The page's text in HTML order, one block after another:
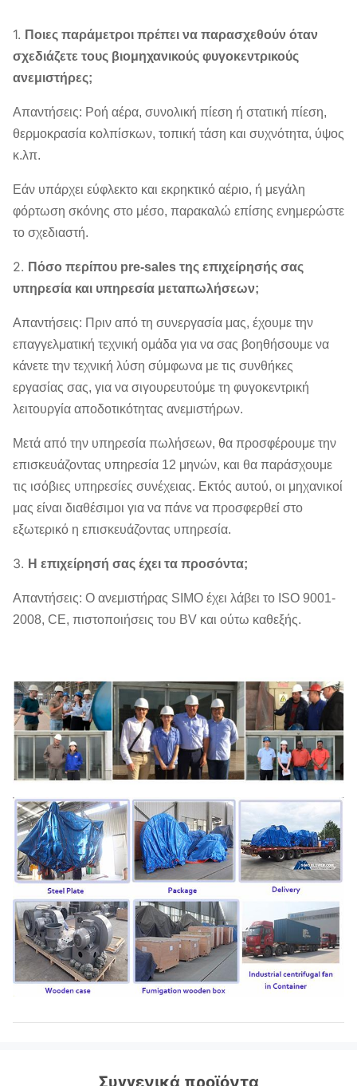
1. Ποιες παράμετροι πρέπει να παρασχεθούν όταν
σχεδιάζετε τους βιομηχανικούς φυγοκεντρικούς
ανεμιστήρες;
Απαντήσεις: Ροή αέρα, συνολική πίεση ή στατική πίεση,
θερμοκρασία κολπίσκων, τοπική τάση και συχνότητα, ύψος
κ.λπ.
Εάν υπάρχει εύφλεκτο και εκρηκτικό αέριο, ή μεγάλη
φόρτωση σκόνης στο μέσο, παρακαλώ επίσης ενημερώστε
το σχεδιαστή.
2. Πόσο περίπου pre-sales της επιχείρησής σας
υπηρεσία και υπηρεσία μεταπωλήσεων;
Απαντήσεις: Πριν από τη συνεργασία μας, έχουμε την
επαγγελματική τεχνική ομάδα για να σας βοηθήσουμε να
κάνετε την τεχνική λύση σύμφωνα με τις συνθήκες
εργασίας σας, για να σιγουρευτούμε τη φυγοκεντρική
λειτουργία αποδοτικότητας ανεμιστήρων.
Μετά από την υπηρεσία πωλήσεων, θα προσφέρουμε την
επισκευάζοντας υπηρεσία 12 μηνών, και θα παράσχουμε
τις ισόβιες υπηρεσίες συνέχειας. Εκτός αυτού, οι μηχανικοί
μας είναι διαθέσιμοι για να πάνε να προσφερθεί στο
εξωτερικό η επισκευάζοντας υπηρεσία.
3. Η επιχείρησή σας έχει τα προσόντα;
Απαντήσεις: Ο ανεμιστήρας SIMO έχει λάβει το ISO 9001-
2008, CE, πιστοποιήσεις του BV και ούτω καθεξής.
Συγγενικά προϊόντα